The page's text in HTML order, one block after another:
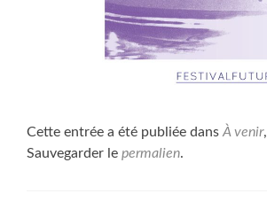
Cette entrée a été publiée dansÀ venir,
Sauvegarder le permalien.